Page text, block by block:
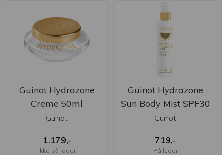
Guinot Hydrazone
Creme 50ml
Guinot
1.179,-
Ikke på lager
Guinot Hydrazone
Sun Body Mist SPF30
Guinot
719,-
På lager